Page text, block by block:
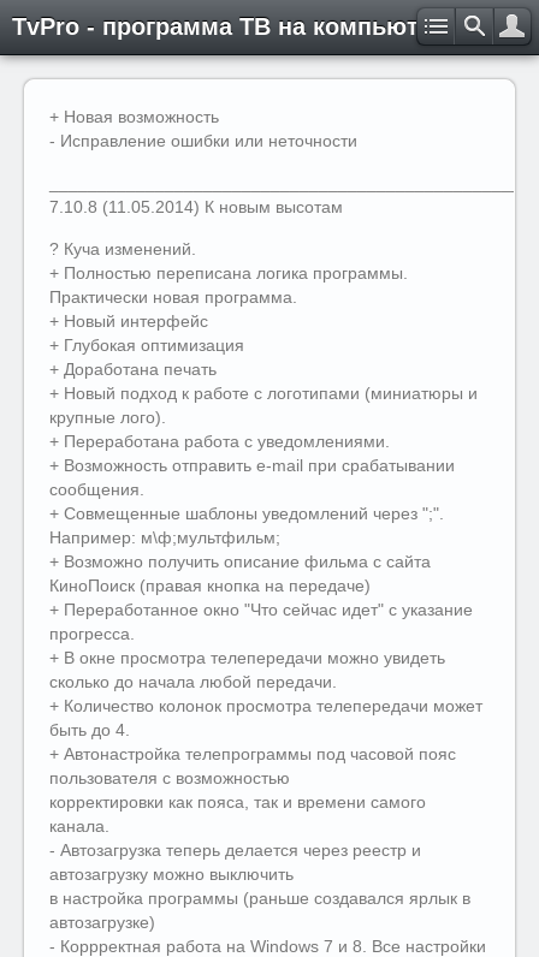
TvPro - программа ТВ на компьютере
+ Новая возможность
- Исправление ошибки или неточности
7.10.8 (11.05.2014) К новым высотам
? Куча изменений.
+ Полностью переписана логика программы.
Практически новая программа.
+ Новый интерфейс
+ Глубокая оптимизация
+ Доработана печать
+ Новый подход к работе с логотипами (миниатюры и
крупные лого).
+ Переработана работа с уведомлениями.
+ Возможность отправить e-mail при срабатывании
сообщения.
+ Совмещенные шаблоны уведомлений через ";".
Например: м\ф;мультфильм;
+ Возможно получить описание фильма с сайта
КиноПоиск (правая кнопка на передаче)
+ Переработанное окно "Что сейчас идет" с указание
прогресса.
+ В окне просмотра телепередачи можно увидеть
сколько до начала любой передачи.
+ Количество колонок просмотра телепередачи может
быть до 4.
+ Автонастройка телепрограммы под часовой пояс
пользователя с возможностью
корректировки как пояса, так и времени самого
канала.
- Автозагрузка теперь делается через реестр и
автозагрузку можно выключить
в настройка программы (раньше создавался ярлык в
автозагрузке)
- Коррректная работа на Windows 7 и 8. Все настройки